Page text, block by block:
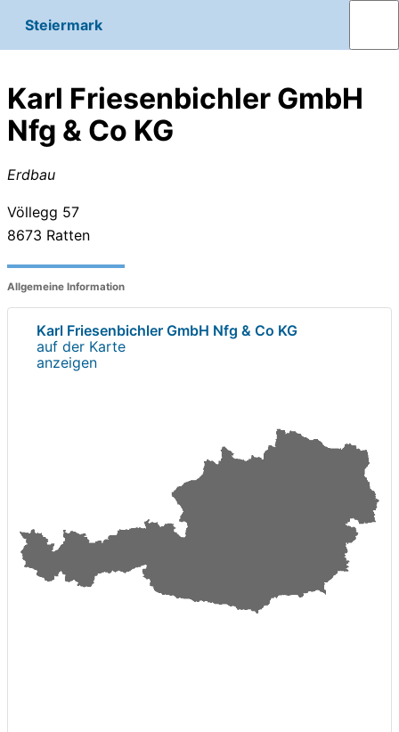
Steiermark
Karl Friesenbichler GmbH
Nfg & Co KG
Erdbau
Völlegg 57
8673 Ratten
Allgemeine Information
Karl Friesenbichler GmbH Nfg & Co KG
auf der Karte
anzeigen